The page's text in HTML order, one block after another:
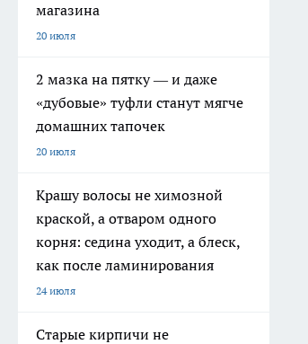
магазина
20 июля
2 мазка на пятку — и даже
«дубовые» туфли станут мягче
домашних тапочек
20 июля
Крашу волосы не химозной
краской, а отваром одного
корня: седина уходит, а блеск,
как после ламинирования
24 июля
Старые кирпичи не